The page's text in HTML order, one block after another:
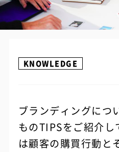
KNOWLEDGE
ブランディングにつ
ものTIPSをご紹介
は顧客の購買行動と